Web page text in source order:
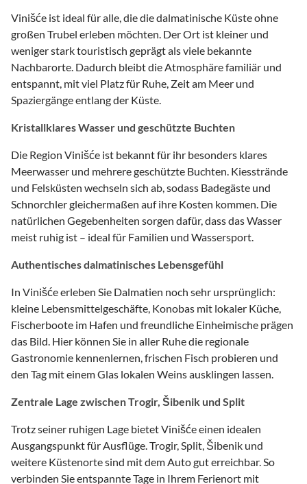
Vinišće ist ideal für alle, die die dalmatinische Küste ohne
großen Trubel erleben möchten. Der Ort ist kleiner und
weniger stark touristisch geprägt als viele bekannte
Nachbarorte. Dadurch bleibt die Atmosphäre familiär und
entspannt, mit viel Platz für Ruhe, Zeit am Meer und
Spaziergänge entlang der Küste.
Kristallklares Wasser und geschützte Buchten
Die Region Vinišće ist bekannt für ihr besonders klares
Meerwasser und mehrere geschützte Buchten. Kiesstrände
und Felsküsten wechseln sich ab, sodass Badegäste und
Schnorchler gleichermaßen auf ihre Kosten kommen. Die
natürlichen Gegebenheiten sorgen dafür, dass das Wasser
meist ruhig ist – ideal für Familien und Wassersport.
Authentisches dalmatinisches Lebensgefühl
In Vinišće erleben Sie Dalmatien noch sehr ursprünglich:
kleine Lebensmittelgeschäfte, Konobas mit lokaler Küche,
Fischerboote im Hafen und freundliche Einheimische prägen
das Bild. Hier können Sie in aller Ruhe die regionale
Gastronomie kennenlernen, frischen Fisch probieren und
den Tag mit einem Glas lokalen Weins ausklingen lassen.
Zentrale Lage zwischen Trogir, Šibenik und Split
Trotz seiner ruhigen Lage bietet Vinišće einen idealen
Ausgangspunkt für Ausflüge. Trogir, Split, Šibenik und
weitere Küstenorte sind mit dem Auto gut erreichbar. So
verbinden Sie entspannte Tage in Ihrem Ferienort mit